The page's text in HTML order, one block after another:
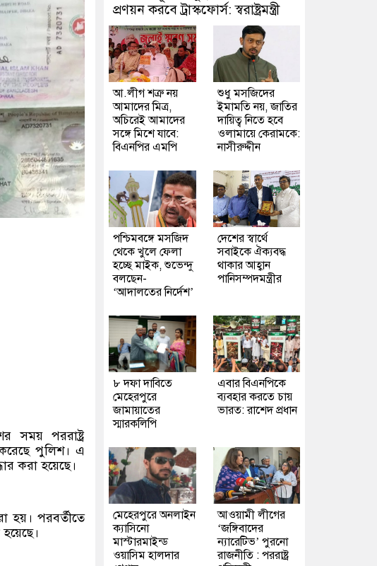
সময় পররাষ্ট্র
পুলিশ। এ
করা হয়েছে।
হয়। পরবর্তীতে
প্রণয়ন করবে ট্রাস্কফোর্স: স্বরাষ্ট্রমন্ত্রী
আ.লীগ শত্রু নয়
আমাদের মিত্র,
অচিরেই আমাদের
সঙ্গে মিশে যাবে:
বিএনপির এমপি
শুধু মসজিদের
ইমামতি নয়, জাতির
দায়িত্ব নিতে হবে
ওলামায়ে কেরামকে:
নাসীরুদ্দীন
পশ্চিমবঙ্গে মসজিদ
থেকে খুলে ফেলা
হচ্ছে মাইক, শুভেন্দু
বলছেন-
‘আদালতের নির্দেশ’
দেশের স্বার্থে
সবাইকে ঐক্যবদ্ধ
থাকার আহ্বান
পানিসম্পদমন্ত্রীর
৮ দফা দাবিতে
মেহেরপুরে
জামায়াতের
স্মারকলিপি
এবার বিএনপিকে
ব্যবহার করতে চায়
ভারত: রাশেদ প্রধান
মেহেরপুরে অনলাইন
ক্যাসিনো
মাস্টারমাইন্ড
ওয়াসিম হালদার
আওয়ামী লীগের
‘জঙ্গিবাদের
ন্যারেটিভ’ পুরনো
রাজনীতি : পররাষ্ট্র